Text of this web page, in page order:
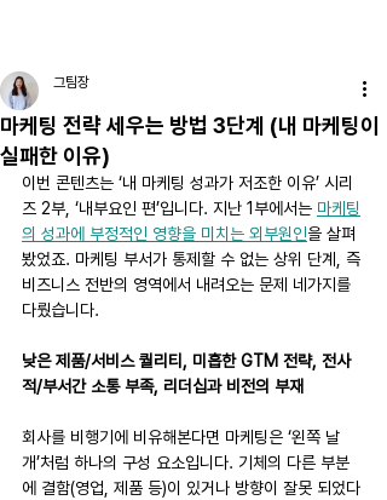
마케팅 전략 세우는 방법 3단계 (내 마케팅이
실패한 이유)
그팀장
이번 콘텐츠는 ‘내 마케팅 성과가 저조한 이유’ 시리
즈 2부, ‘내부요인 편’입니다. 지난 1부에서는 마케팅
의 성과에 부정적인 영향을 미치는 외부원인을 살펴
봤었죠. 마케팅 부서가 통제할 수 없는 상위 단계, 즉
비즈니스 전반의 영역에서 내려오는 문제 네가지를
다뤘습니다.
낮은 제품/서비스 퀄리티, 미흡한 GTM 전략, 전사
적/부서간 소통 부족, 리더십과 비전의 부재
회사를 비행기에 비유해본다면 마케팅은 ‘왼쪽 날
개’처럼 하나의 구성 요소입니다. 기체의 다른 부분
에 결함(영업, 제품 등)이 있거나 방향이 잘못 되었다